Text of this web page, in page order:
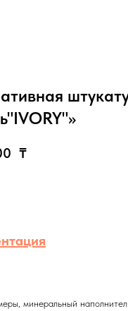
₸
минеральный